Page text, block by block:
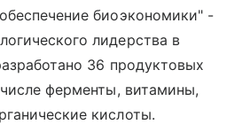
биоэкономики" -
лидерства в
36 продуктовых
ферменты, витамины,
кислоты.